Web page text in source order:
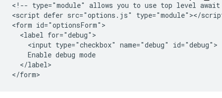
<!-- type="module" allows you to use top level
<script defer src="options.js" type="module"></
<form id="optionsForm">
  <label for="debug">
    <input type="checkbox" name="debug" id="debug">
    Enable debug mode
  </label>